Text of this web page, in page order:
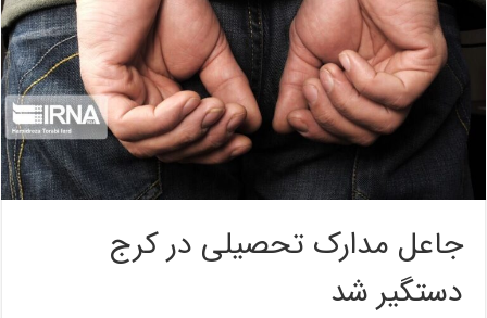
جاعل مدارک تحصیلی در کرج
دستگیر شد